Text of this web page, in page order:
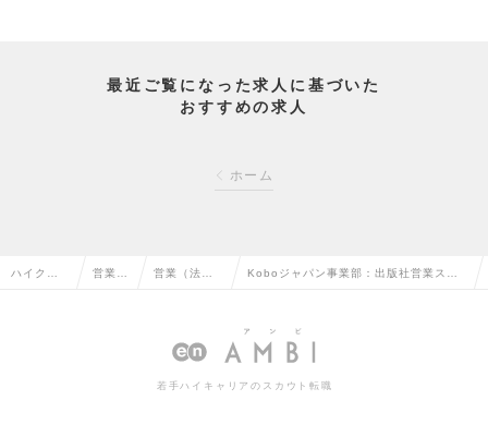
最近ご覧になった求人に基づいた
おすすめの求人
ホーム
ハイクラ 営業系 営業（法人 Koboジャパン事業部：出版社営業スペ
若手ハイキャリアのスカウト転職